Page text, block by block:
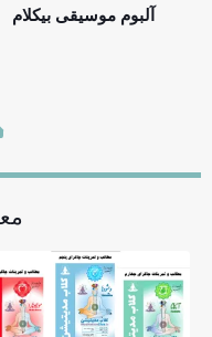
آلبوم موسیقی بیکلام